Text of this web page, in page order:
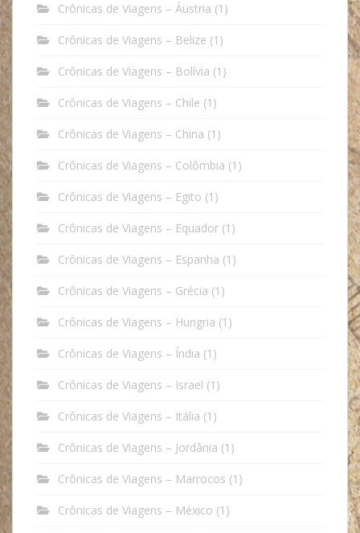
Crônicas de Viagens – Áustria (1)
Crônicas de Viagens – Belize (1)
Crônicas de Viagens – Bolívia (1)
Crônicas de Viagens – Chile (1)
Crônicas de Viagens – China (1)
Crônicas de Viagens – Colômbia (1)
Crônicas de Viagens – Egito (1)
Crônicas de Viagens – Equador (1)
Crônicas de Viagens – Espanha (1)
Crônicas de Viagens – Grécia (1)
Crônicas de Viagens – Hungria (1)
Crônicas de Viagens – Índia (1)
Crônicas de Viagens – Israel (1)
Crônicas de Viagens – Itália (1)
Crônicas de Viagens – Jordânia (1)
Crônicas de Viagens – Marrocos (1)
Crônicas de Viagens – México (1)